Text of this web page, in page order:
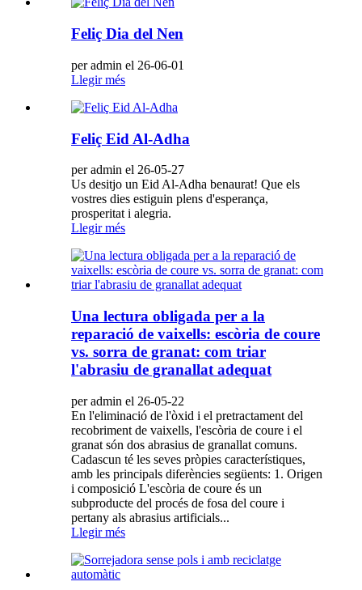
Feliç Dia del Nen
per admin el 26-06-01
Llegir més
Feliç Eid Al-Adha
per admin el 26-05-27
Us desitjo un Eid Al-Adha benaurat! Que els
vostres dies estiguin plens d'esperança,
prosperitat i alegria.
Llegir més
Una lectura obligada per a la
reparació de vaixells: escòria de coure
vs. sorra de granat: com triar
l'abrasiu de granallat adequat
per admin el 26-05-22
En l'eliminació de l'òxid i el pretractament del
recobriment de vaixells, l'escòria de coure i el
granat són dos abrasius de granallat comuns.
Cadascun té les seves pròpies característiques,
amb les principals diferències següents: 1. Origen
i composició L'escòria de coure és un
subproducte del procés de fosa del coure i
pertany als abrasius artificials...
Llegir més